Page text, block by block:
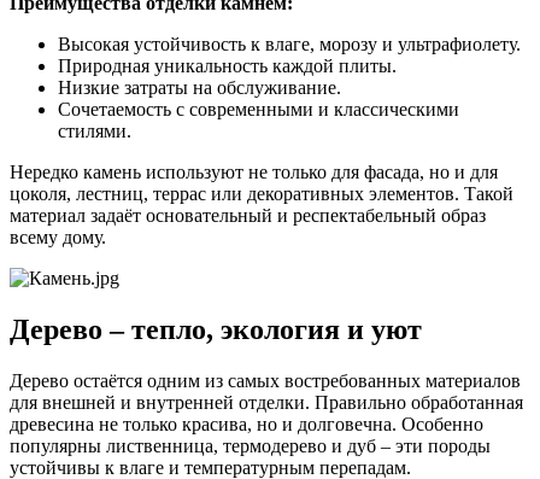
Высокая устойчивость к влаге, морозу и ультрафиолету.
Природная уникальность каждой плиты.
Низкие затраты на обслуживание.
Сочетаемость с современными и классическими
стилями.
Нередко камень используют не только для фасада, но и для
цоколя, лестниц, террас или декоративных элементов. Такой
материал задаёт основательный и респектабельный образ
всему дому.
Дерево – тепло, экология и уют
Дерево остаётся одним из самых востребованных материалов
для внешней и внутренней отделки. Правильно обработанная
древесина не только красива, но и долговечна. Особенно
популярны лиственница, термодерево и дуб – эти породы
устойчивы к влаге и температурным перепадам.